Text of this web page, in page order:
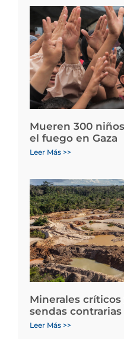
Mueren 300
el fuego en Gaza
Leer Más >>
Minerales
sendas
Leer Más >>